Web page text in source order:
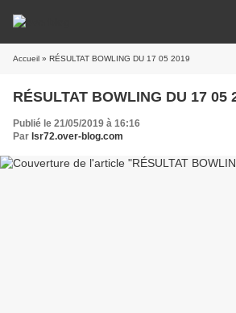
Accueil » RÉSULTAT BOWLING DU 17 05 2019
RÉSULTAT BOWLING DU 17 05
Publié le 21/05/2019 à 16:16
Par lsr72.over-blog.com